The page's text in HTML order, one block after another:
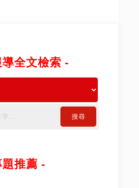
全文檢索 -
搜尋
推薦 -